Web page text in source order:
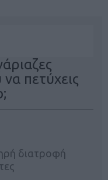
πετύχεις
διατροφή